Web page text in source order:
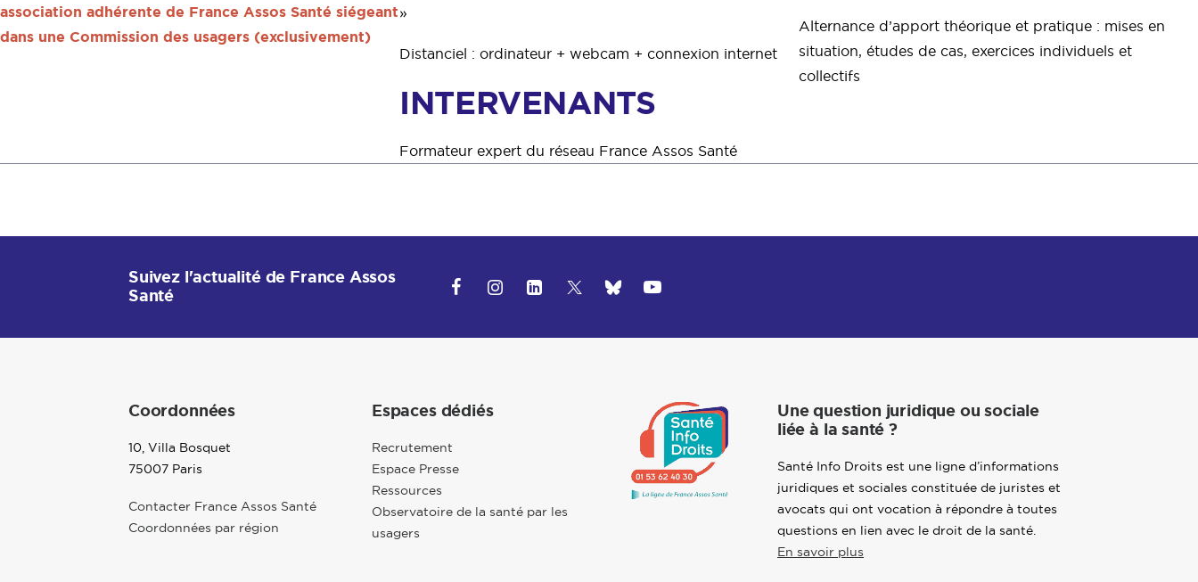
association adhérente de France Assos Santé siégeant
dans une Commission des usagers (exclusivement)
»
Distanciel : ordinateur + webcam + connexion internet
INTERVENANTS
Formateur expert du réseau France Assos Santé
Alternance d’apport théorique et pratique : mises en
situation, études de cas, exercices individuels et
collectifs
Suivez l'actualité de France Assos
Santé
Coordonnées
10, Villa Bosquet
75007 Paris
Contacter France Assos Santé
Coordonnées par région
Espaces dédiés
Recrutement
Espace Presse
Ressources
Observatoire de la santé par les
usagers
Une question juridique ou sociale
liée à la santé ?
Santé Info Droits est une ligne d’informations
juridiques et sociales constituée de juristes et
avocats qui ont vocation à répondre à toutes
questions en lien avec le droit de la santé.
En savoir plus